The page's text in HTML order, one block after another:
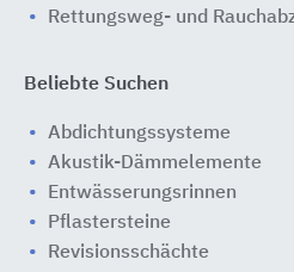
Rettungsweg- und
Beliebte Suchen
Abdichtungssysteme
Akustik-Dämmelemente
Entwässerungsrinnen
Pflastersteine
Revisionsschächte